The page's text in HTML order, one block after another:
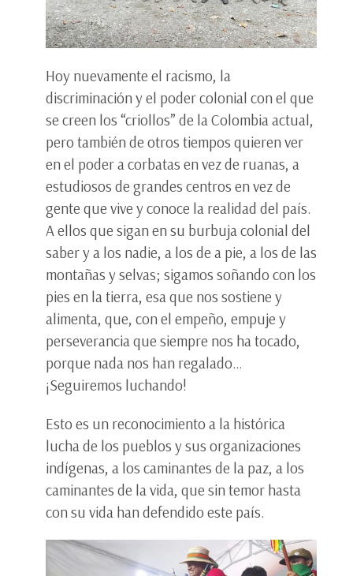
Hoy nuevamente el racismo, la
discriminación y el poder colonial con el que
se creen los “criollos” de la Colombia actual,
pero también de otros tiempos quieren ver
en el poder a corbatas en vez de ruanas, a
estudiosos de grandes centros en vez de
gente que vive y conoce la realidad del país.
A ellos que sigan en su burbuja colonial del
saber y a los nadie, a los de a pie, a los de las
montañas y selvas; sigamos soñando con los
pies en la tierra, esa que nos sostiene y
alimenta, que, con el empeño, empuje y
perseverancia que siempre nos ha tocado,
porque nada nos han regalado…
¡Seguiremos luchando!
Esto es un reconocimiento a la histórica
lucha de los pueblos y sus organizaciones
indígenas, a los caminantes de la paz, a los
caminantes de la vida, que sin temor hasta
con su vida han defendido este país.